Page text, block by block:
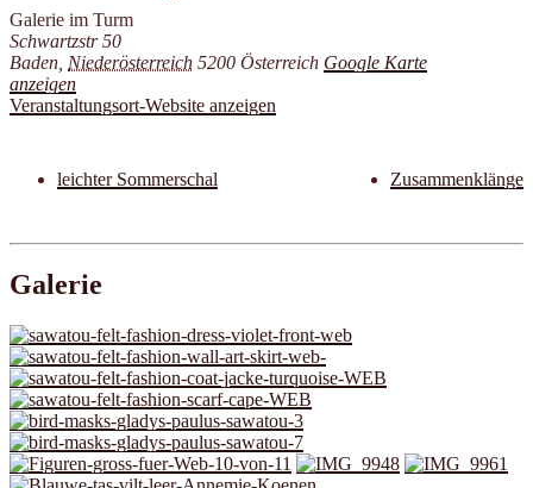
Galerie im Turm
Schwartzstr 50
Baden Niederösterreich 5200 Österreich Google Karte
anzeigen
Veranstaltungsort-Website anzeigen
leichter Sommerschal Zusammenklänge
Galerie